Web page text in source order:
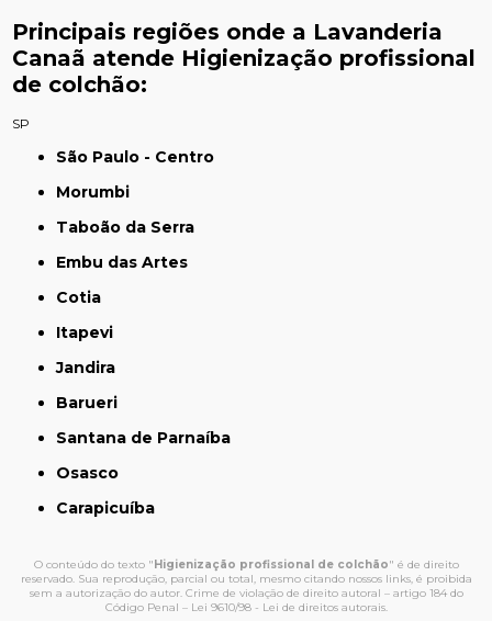
Principais regiões onde a Lavanderia
Canaã atende Higienização profissional
de colchão:
SP
São Paulo - Centro
Morumbi
Taboão da Serra
Embu das Artes
Cotia
Itapevi
Jandira
Barueri
Santana de Parnaíba
Osasco
Carapicuíba
O conteúdo do texto "Higienização profissional de colchão" é de direito
reservado. Sua reprodução, parcial ou total, mesmo citando nossos links, é proibida
sem a autorização do autor. Crime de violação de direito autoral – artigo 184 do
Código Penal – Lei 9610/98 - Lei de direitos autorais.